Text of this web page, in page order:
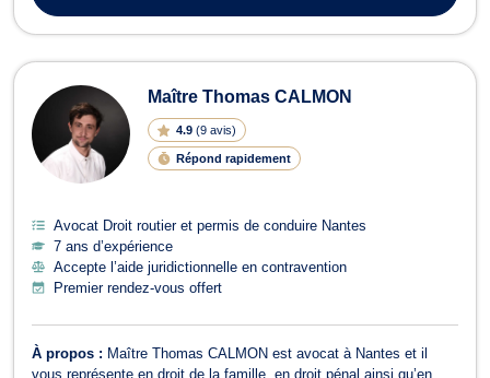
Maître Thomas CALMON
4.9 (9 avis)
Répond rapidement
Avocat Droit routier et permis de conduire Nantes
7 ans d’expérience
Accepte l’aide juridictionnelle en contravention
Premier rendez-vous offert
À propos : Maître Thomas CALMON est avocat à Nantes et il
vous représente en droit de la famille, en droit pénal ainsi qu’en